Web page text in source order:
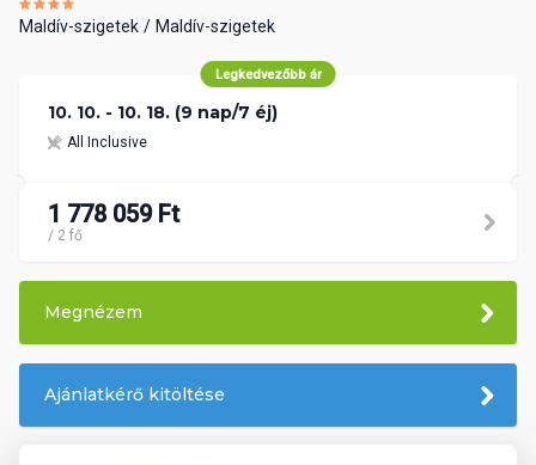
Maldív-szigetek Maldív-szigetek
Legkedvezőbb ár
10. 10. - 10. 18. (9 nap/7 éj)
All Inclusive
1 778 059 Ft
/ 2 fő
Megnézem
Ajánlatkérő kitöltése